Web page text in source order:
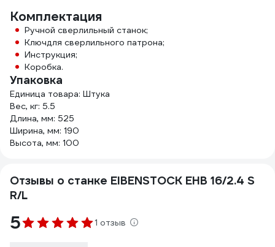
Комплектация
Ручной сверлильный станок;
Ключдля сверлильного патрона;
Инструкция;
Коробка.
Упаковка
Единица товара: Штука
Вес, кг: 5.5
Длина, мм: 525
Ширина, мм: 190
Высота, мм: 100
Отзывы о станке EIBENSTOCK EHB 16/2.4 S
R/L
5 1 отзыв